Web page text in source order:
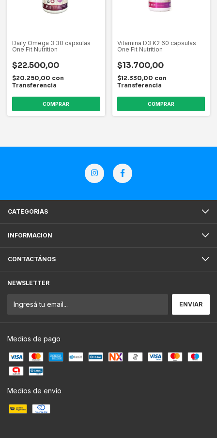
Daily Omega 3 30 capsulas
One Fit Nutrition
$22.500,00
$20.250,00 con
Transferencia
Vitamina D3 K2 60 capsulas
One Fit Nutrition
$13.700,00
$12.330,00 con
Transferencia
CATEGORIAS
INFORMACION
CONTACTÁNOS
NEWSLETTER
Medios de pago
Medios de envío